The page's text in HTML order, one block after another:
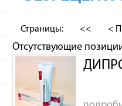
Страницы: << <
Отсутствующие